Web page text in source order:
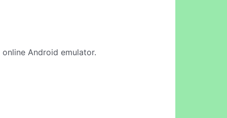
Android emulator.